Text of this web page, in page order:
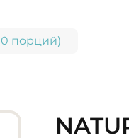
порций)